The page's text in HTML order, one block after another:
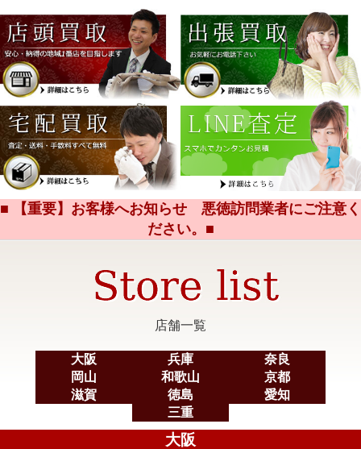
■ 【重要】お客様へお知らせ 悪徳訪問業者にご注意く
ださい。■
店舗一覧
大阪 兵庫
奈良
岡山
和歌山
京都
滋賀
徳島
愛知
三重
大阪